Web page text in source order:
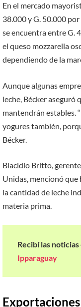
En el mercado
38.000 y G. 50.000
se encuentra entre G.
el queso mozzarella
dependiendo de la
Aunque algunas
leche, Bécker aseguró
mantendrán estables.
yogures también,
Bécker.
Blacidio Britto,
Unidas, mencionó
la cantidad de leche
materia prima.
Recibí las
Ipparaguay